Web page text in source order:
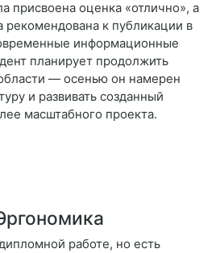
присвоена оценка «отлично», а
рекомендована к публикации в
информационные
планирует продолжить
— осенью он намерен
и развивать созданный
масштабного проекта.
работе, но есть